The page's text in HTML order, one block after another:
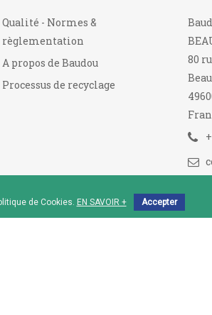
Qualité - Normes &
règlementation
A propos de Baudou
Processus de recyclage
80
de Cookies. EN SAVOIR + Accepter